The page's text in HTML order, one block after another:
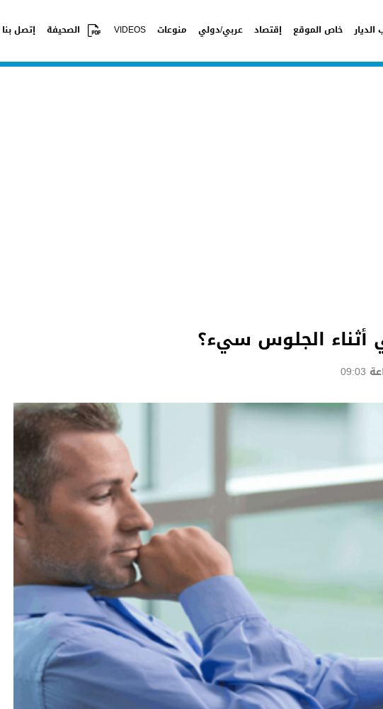
الديار خاص الموقع إقتصاد عربي/دولي منوعات VIDEOS الصحيفة إتصل بنا
أثناء الجلوس سيء؟